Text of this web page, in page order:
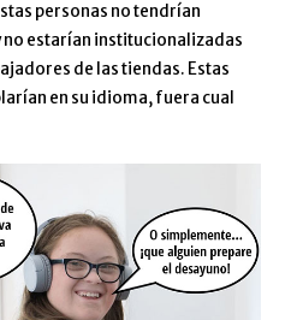
personas no tendrían
no estarían institucionalizadas
de las tiendas. Estas
en su idioma, fuera cual